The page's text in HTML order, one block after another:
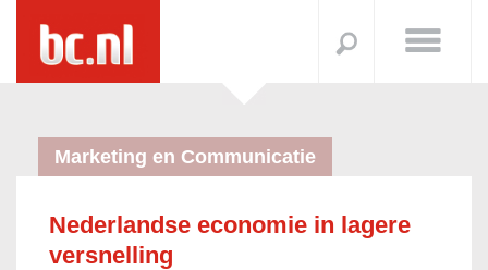
Marketing en Communicatie
Nederlandse economie in lagere
versnelling